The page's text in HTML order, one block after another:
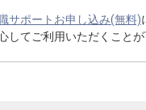
サポートお申し込み(無料)
てご利用いただくことが